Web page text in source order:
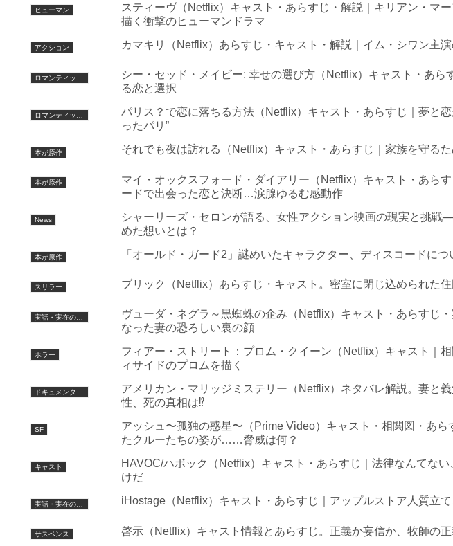
ヒューマン
スティーヴ（Netflix）キャスト・あらすじ・解説｜キリアン・マ
描く衝撃のヒューマンドラマ
アクション カマキリ（Netflix）あらすじ・キャスト・解説｜イム・シワン主
シー・セッド・メイビー: 幸せの選び方（Netflix）キャスト・あら
る恋と選択
パリス？で恋に落ちる方法（Netflix）キャスト・あらすじ｜夢と
ったパリ”
本が原作 それでも夜は訪れる（Netflix）キャスト・あらすじ｜家族を守る
本が原作
マイ・オックスフォード・ダイアリー（Netflix）キャスト・あら
ードで出会った恋と決断…涙腺ゆるむ感動作
News
シャーリーズ・セロンが語る、女性アクション映画の現実と挑戦
めた想いとは？
本が原作 「オールド・ガード2」謎めいたキャラクター、ディスコードにつ
スリラー ブリック（Netflix）あらすじ・キャスト。密室に閉じ込められた住
ヴューダ・ネグラ～黒蜘蛛の企み（Netflix）キャスト・あらすじ
なった妻の恐ろしい裏の顔
ホラー
フィアー・ストリート：プロム・クイーン（Netflix）キャスト｜
ィサイドのプロムを描く
アメリカン・マリッジミステリー（Netflix）ネタバレ解説。妻と
性、死の真相は⁉︎
SF
アッシュ〜孤独の惑星〜（Prime Video）キャスト・相関図・あ
たクルーたちの姿が……脅威は何？
キャスト
HAVOC/ハボック（Netflix）キャスト・あらすじ｜法律なんてな
けだ
iHostage（Netflix）キャスト・あらすじ｜アップルストア人質立
サスペンス 啓示（Netflix）キャスト情報とあらすじ。正義か妄信か、牧師の